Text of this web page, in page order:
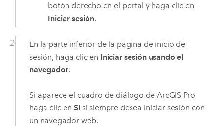
botón derecho en el portal y haga clic en
Iniciar sesión.
En la parte inferior de la página de inicio de
sesión, haga clic en Iniciar sesión usando el
navegador.
Si aparece el cuadro de diálogo de ArcGIS Pro
haga clic en Sísi siempre desea iniciar sesión con
un navegador web.